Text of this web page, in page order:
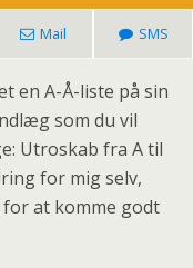
Mail SMS
en A-Å-liste på sin
som du vil
Utroskab fra A til
for mig selv,
at komme godt